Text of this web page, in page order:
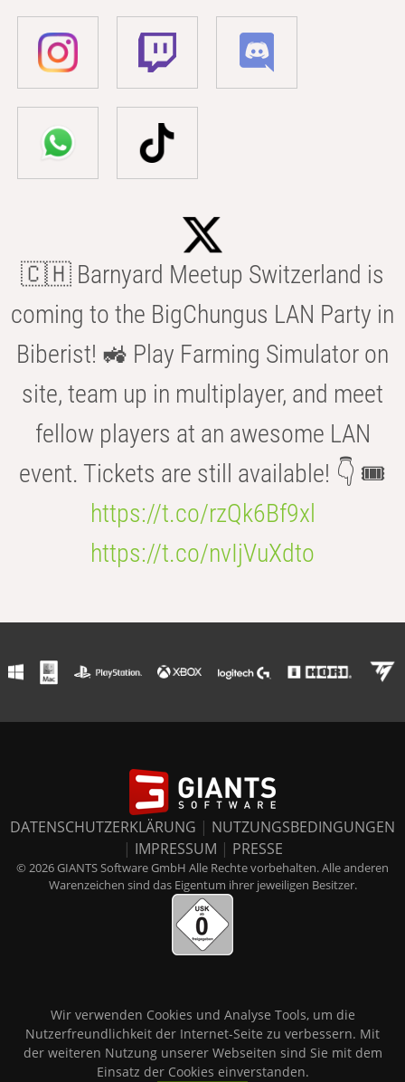
🇨🇭 Barnyard Meetup Switzerland is
coming to the BigChungus LAN Party in
Biberist! 🚜 Play Farming Simulator on
site, team up in multiplayer, and meet
fellow players at an awesome LAN
event. Tickets are still available! 👇 🎟️
https://t.co/rzQk6Bf9xl
https://t.co/nvIjVuXdto
DATENSCHUTZERKLÄRUNG | NUTZUNGSBEDINGUNGEN
| IMPRESSUM | PRESSE
© 2026 GIANTS Software GmbH Alle Rechte vorbehalten. Alle anderen
Warenzeichen sind das Eigentum ihrer jeweiligen Besitzer.
Wir verwenden Cookies und Analyse Tools, um die
Nutzerfreundlichkeit der Internet-Seite zu verbessern. Mit
der weiteren Nutzung unserer Webseiten sind Sie mit dem
Einsatz der Cookies einverstanden.